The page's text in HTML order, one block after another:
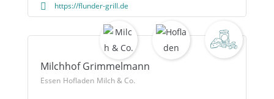
https://flunder-grill.de
Milchhof Grimmelmann
Essen Hofladen Milch & Co.